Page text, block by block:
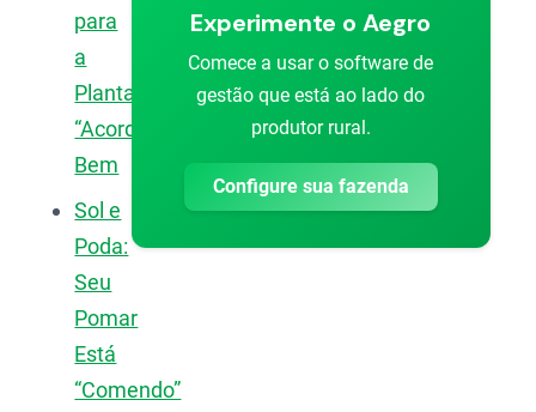
para
a
Planta
“Acordar”
Bem
Sol e
Poda:
Seu
Pomar
Está
“Comendo”
Experimente o Aegro
Comece a usar o software de
gestão que está ao lado do
produtor rural.
Configure sua fazenda